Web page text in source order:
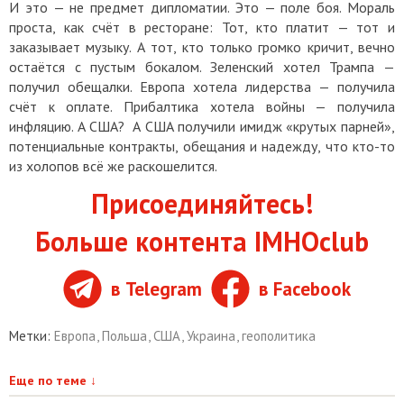
И это — не предмет дипломатии. Это — поле боя. Мораль
проста, как счёт в ресторане: Тот, кто платит — тот и
заказывает музыку. А тот, кто только громко кричит, вечно
остаётся с пустым бокалом. Зеленский хотел Трампа —
получил обещалки. Европа хотела лидерства — получила
счёт к оплате. Прибалтика хотела войны — получила
инфляцию. А США? А США получили имидж «крутых парней»,
потенциальные контракты, обещания и надежду, что кто-то
из холопов всё же раскошелится.
Присоединяйтесь!
Больше контента IMHOclub
в Telegram в Facebook
Метки: Европа,Польша,США,Украина,геополитика
Еще по теме ↓